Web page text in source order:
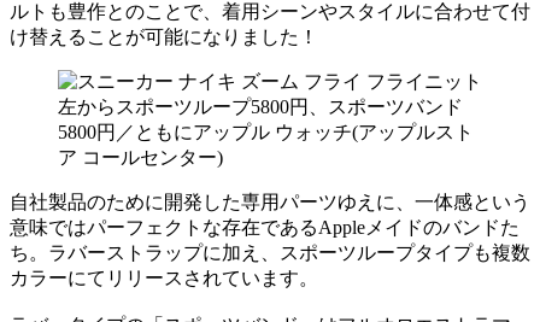
ルトも豊作とのことで、着用シーンやスタイルに合わせて付
け替えることが可能になりました！
左からスポーツループ5800円、スポーツバンド
5800円／ともにアップル ウォッチ(アップルスト
ア コールセンター)
自社製品のために開発した専用パーツゆえに、一体感という
意味ではパーフェクトな存在であるAppleメイドのバンドた
ち。ラバーストラップに加え、スポーツループタイプも複数
カラーにてリリースされています。